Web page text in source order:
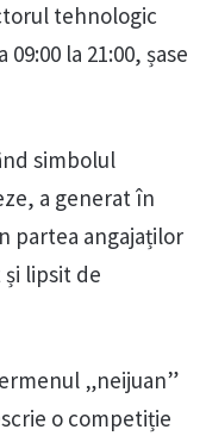
tehnologic
la 21:00, șase
simbolul
a generat în
partea angajaților
lipsit de
„neijuan”
o competiție